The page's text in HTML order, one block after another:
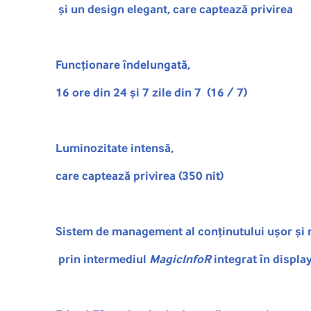
și un design elegant, care captează privirea
Funcționare îndelungată,
16 ore din 24 și 7 zile din 7 (16 / 7)
Luminozitate intensă,
care captează privirea (350 nit)
Sistem de management al conținutului ușor și
prin intermediul MagicInfoRintegrat în